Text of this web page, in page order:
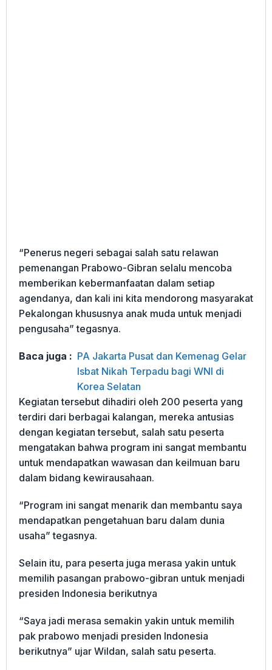
“Penerus negeri sebagai salah satu relawan
pemenangan Prabowo-Gibran selalu mencoba
memberikan kebermanfaatan dalam setiap
agendanya, dan kali ini kita mendorong masyarakat
Pekalongan khususnya anak muda untuk menjadi
pengusaha” tegasnya.
Baca juga : PA Jakarta Pusat dan Kemenag Gelar
Isbat Nikah Terpadu bagi WNI di
Korea Selatan
Kegiatan tersebut dihadiri oleh 200 peserta yang
terdiri dari berbagai kalangan, mereka antusias
dengan kegiatan tersebut, salah satu peserta
mengatakan bahwa program ini sangat membantu
untuk mendapatkan wawasan dan keilmuan baru
dalam bidang kewirausahaan.
“Program ini sangat menarik dan membantu saya
mendapatkan pengetahuan baru dalam dunia
usaha” tegasnya.
Selain itu, para peserta juga merasa yakin untuk
memilih pasangan prabowo-gibran untuk menjadi
presiden Indonesia berikutnya
“Saya jadi merasa semakin yakin untuk memilih
pak prabowo menjadi presiden Indonesia
berikutnya” ujar Wildan, salah satu peserta.